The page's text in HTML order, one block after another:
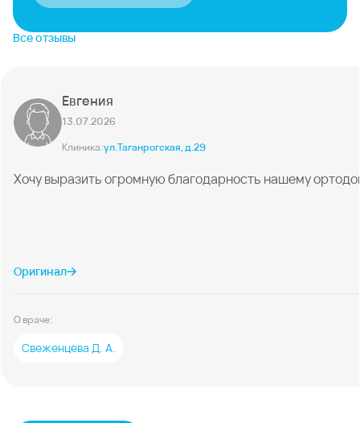
Все отзывы
Евгения
13.07.2026
Клиника:ул.Таганрогская, д.29
Хочу выразить огромную благодарность нашему
Оригинал
О враче:
Свеженцева Д. А.